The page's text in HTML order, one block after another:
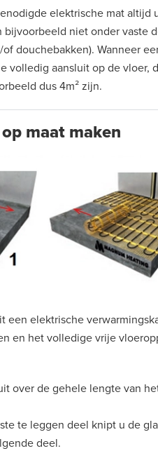
elektrische mat altijd
bijvoorbeeld niet onder vaste
douchebakken). Wanneer
volledig aansluit op de
dus 4m² zijn.
maat maken
een elektrische
en het volledige vrije
over de gehele lengte van
te leggen deel knipt u de
deel.